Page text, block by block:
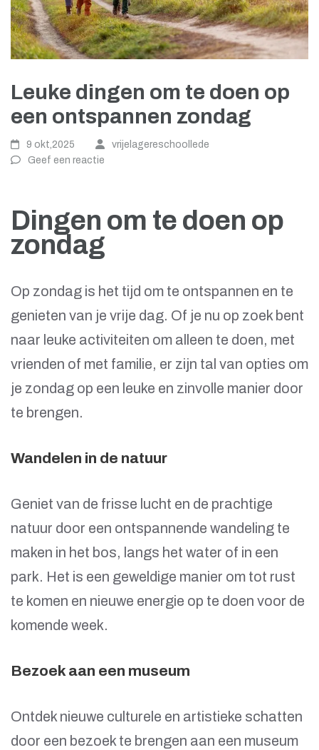
Leuke dingen om te doen op
een ontspannen zondag
9 okt,2025
vrijelagereschoollede
Geef een reactie
Dingen om te doen op
zondag
Op zondag is het tijd om te ontspannen en te
genieten van je vrije dag. Of je nu op zoek bent
naar leuke activiteiten om alleen te doen, met
vrienden of met familie, er zijn tal van opties om
je zondag op een leuke en zinvolle manier door
te brengen.
Wandelen in de natuur
Geniet van de frisse lucht en de prachtige
natuur door een ontspannende wandeling te
maken in het bos, langs het water of in een
park. Het is een geweldige manier om tot rust
te komen en nieuwe energie op te doen voor de
komende week.
Bezoek aan een museum
Ontdek nieuwe culturele en artistieke schatten
door een bezoek te brengen aan een museum